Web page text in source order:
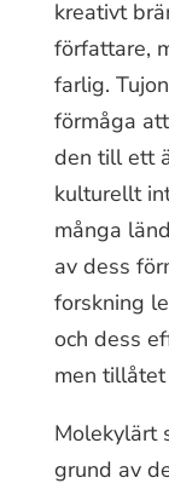
kreativt
författare,
farlig.
förmåga
den till ett
kulturellt
många
av dess
forskning
och dess
men
Molekylärt
grund av